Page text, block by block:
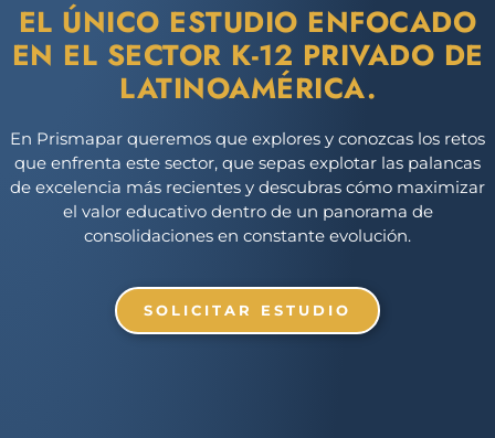
EL ÚNICO ESTUDIO ENFOCADO
EN EL SECTOR K-12 PRIVADO DE
LATINOAMÉRICA.
En Prismapar queremos que explores y conozcas los retos
que enfrenta este sector, que sepas explotar las palancas
de excelencia más recientes y descubras cómo maximizar
el valor educativo dentro de un panorama de
consolidaciones en constante evolución.
SOLICITAR ESTUDIO